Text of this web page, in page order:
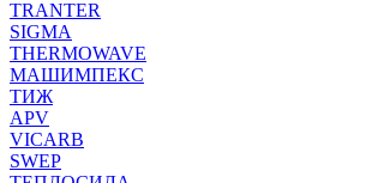
TRANTER
SIGMA
THERMOWAVE
МАШИМПЕКС
ТИЖ
APV
VICARB
SWEP